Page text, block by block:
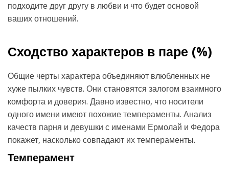
подходите друг другу в любви и что будет основой
ваших отношений.
Сходство характеров в паре (%)
Общие черты характера объединяют влюбленных не
хуже пылких чувств. Они становятся залогом взаимного
комфорта и доверия. Давно известно, что носители
одного имени имеют похожие темпераменты. Анализ
качеств парня и девушки с именами Ермолай и Федора
покажет, насколько совпадают их темпераменты.
Темперамент